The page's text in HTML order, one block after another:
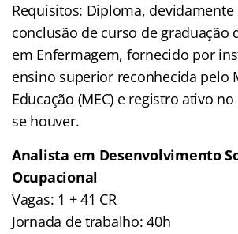
Requisitos: Diploma,
conclusão de curso de graduação
em Enfermagem, fornecido por
ensino superior reconhecida pelo
Educação (MEC) e registro ativo
se houver.
Analista em Desenvolvimento
Ocupacional
Vagas: 1 + 41 CR
Jornada de trabalho: 40h